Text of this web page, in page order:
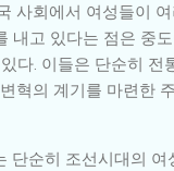
사회에서 여성들이
내고 있다는 점은 중
다. 이들은 단순히 전
혁의 계기를 마련한
단순히 조선시대의 여